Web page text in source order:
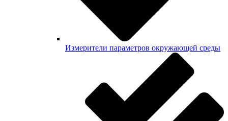
Измерители параметров окружающей среды